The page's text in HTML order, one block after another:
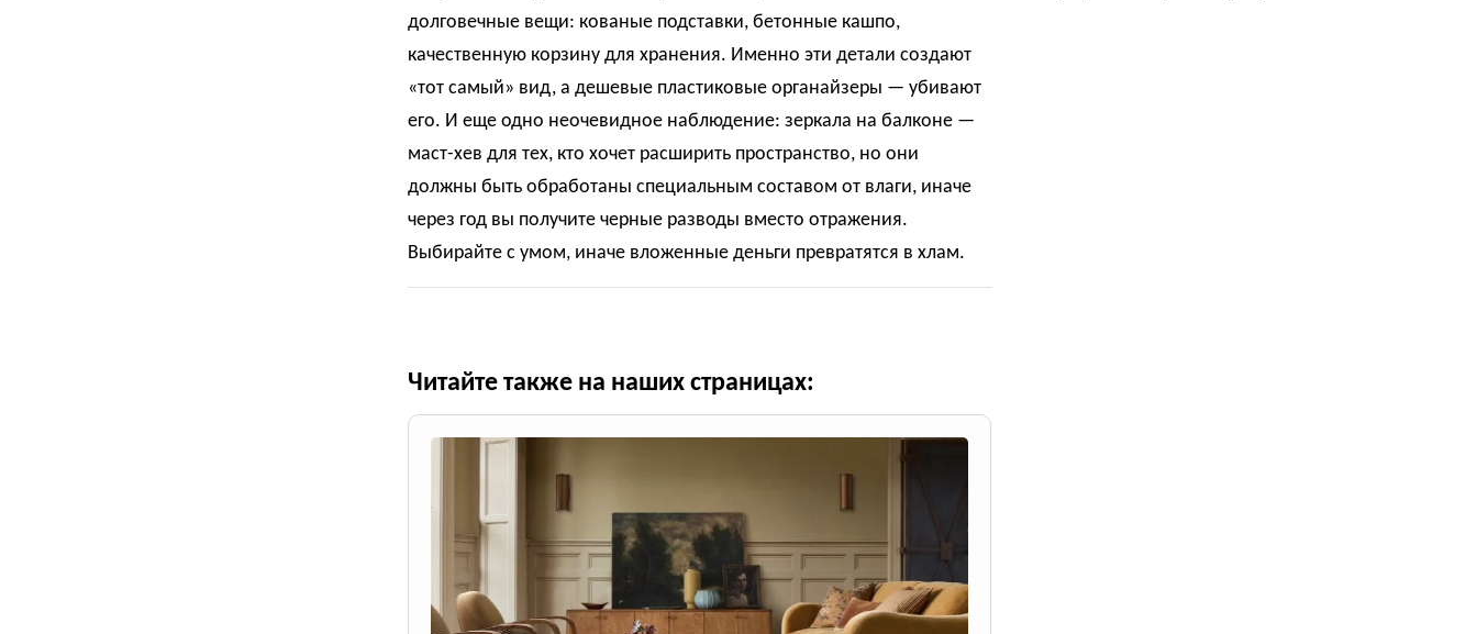
долговечные вещи: кованые подставки, бетонные кашпо,
качественную корзину для хранения. Именно эти детали создают
«тот самый» вид, а дешевые пластиковые органайзеры — убивают
его. И еще одно неочевидное наблюдение: зеркала на балконе —
маст-хев для тех, кто хочет расширить пространство, но они
должны быть обработаны специальным составом от влаги, иначе
через год вы получите черные разводы вместо отражения.
Выбирайте с умом, иначе вложенные деньги превратятся в хлам.
Читайте также на наших страницах: